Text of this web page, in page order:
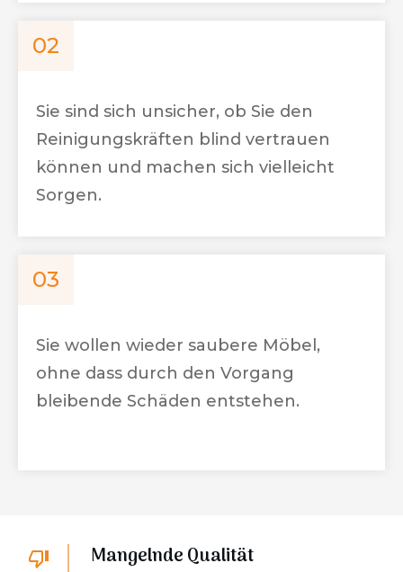
02
Sie sind sich unsicher, ob Sie den
Reinigungskräften blind vertrauen
können und machen sich vielleicht
Sorgen.
03
Sie wollen wieder saubere Möbel,
ohne dass durch den Vorgang
bleibende Schäden entstehen.
Mangelnde Qualität